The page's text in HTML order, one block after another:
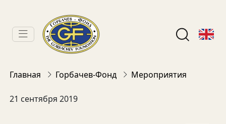
Главная Горбачев-Фонд Мероприятия
21 сентября 2019